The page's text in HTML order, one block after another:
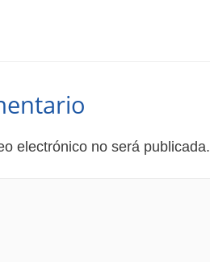
electrónico no será publicada.